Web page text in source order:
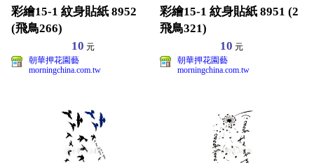
彩繪15-1 紋身貼紙 8952
(飛鳥266)
10 元
朝華押花園藝
morningchina.com.tw
彩繪15-1 紋身貼紙 8951 (2
飛鳥321)
10 元
朝華押花園藝
morningchina.com.tw